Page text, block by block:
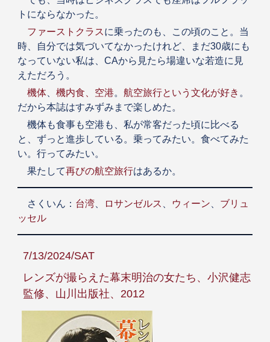
トにならなかった。
ファーストクラスに乗ったのも、この頃のこと。当
時、自分では気づいてなかったけれど、まだ30歳にも
なっていない私は、CAから見たら場違いな若造に見
えただろう。
機体、 機内食、空港。 航空旅行という文化が好き 。
だから本誌はすみずみまで楽しめた。
機体も食事も空港も、私が常客だった頃に比べる
と、ずっと進歩している。乗ってみたい。食べてみた
い。行ってみたい。
果たして再びの航空旅行はあるか。
さくいん： 台湾、 ロサンゼルス ウィーン
ブリュ
ッセル
7/13/2024/SAT
レンズが撮らえた幕末明治の女たち、小沢健志
監修、山川出版社、2012